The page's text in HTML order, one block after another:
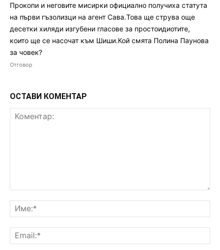
Прокопи и неговите мисирки официално получиха статута
на първи гъзолизци на агент Сава.Това ще струва още
десетки хиляди изгубени гласове за простоидиотите,
които ще се насочат към Шиши.Кой смята Полина Паунова
за човек?
Отговор
ОСТАВИ КОМЕНТАР